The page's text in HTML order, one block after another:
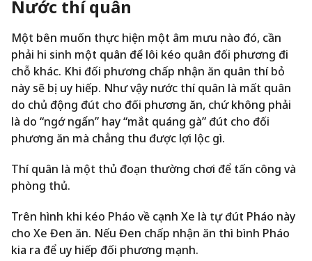
Nước thí quân
Một bên muốn thực hiện một âm mưu nào đó, cần
phải hi sinh một quân để lôi kéo quân đối phương đi
chỗ khác. Khi đối phương chấp nhận ăn quân thí bỏ
này sẽ bị uy hiếp. Như vậy nước thí quân là mất quân
do chủ động đút cho đối phương ăn, chứ không phải
là do “ngớ ngẩn” hay “mắt quáng gà” đút cho đối
phương ăn mà chẳng thu được lợi lộc gì.
Thí quân là một thủ đoạn thường chơi để tấn công và
phòng thủ.
Trên hình khi kéo Pháo về cạnh Xe là tự đút Pháo này
cho Xe Đen ăn. Nếu Đen chấp nhận ăn thì bình Pháo
kia ra để uy hiếp đối phương mạnh.